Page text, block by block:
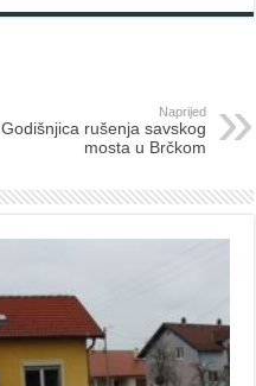
Naprijed
Godišnjica rušenja savskog
mosta u Brčkom